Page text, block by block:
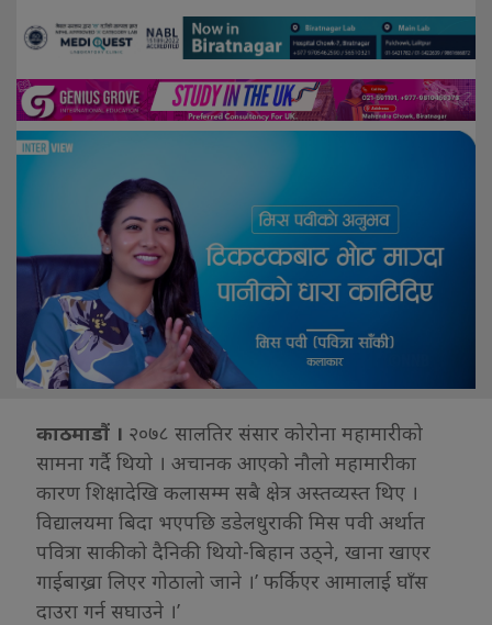
काठमाडौं । २०७८ सालतिर संसार कोरोना महामारीको
सामना गर्दै थियो । अचानक आएको नौलो महामारीका
कारण शिक्षादेखि कलासम्म सबै क्षेत्र अस्तव्यस्त थिए ।
विद्यालयमा बिदा भएपछि डडेलधुराकी मिस पवी अर्थात
पवित्रा साकीको दैनिकी थियो-बिहान उठ्ने, खाना खाएर
गाईबाख्रा लिएर गोठालो जाने ।’ फर्किएर आमालाई घाँस
दाउरा गर्न सघाउने ।’